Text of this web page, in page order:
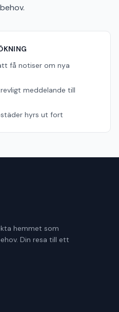
få notiser om nya
meddelande till
hyrs ut fort
hemmet som
Din resa till ett